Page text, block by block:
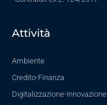
Attività
Ambiente
Credito-Finanza
Digitalizzazione-Innovazione